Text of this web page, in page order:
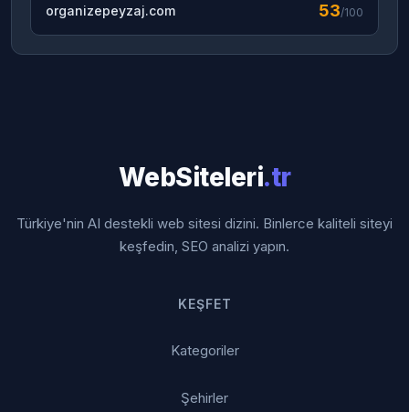
organizepeyzaj.com 53/100
WebSiteleri.tr
Türkiye'nin AI destekli web sitesi dizini. Binlerce kaliteli siteyi
keşfedin, SEO analizi yapın.
KEŞFET
Kategoriler
Şehirler